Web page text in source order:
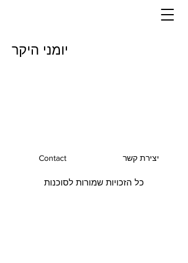
יומני היקר
Contact יצירת קשר
כל הזכויות שמורות לסוכנות